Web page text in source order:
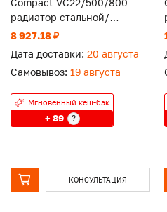
Compact VC22/500/800
радиатор стальной/
панельный нижнее
8 927.18 ₽
Дата доставки: 20 августа
Самовывоз: 19 августа
Мгновенный кеш-бэк
+ 89 ?
КОНСУЛЬТАЦИЯ